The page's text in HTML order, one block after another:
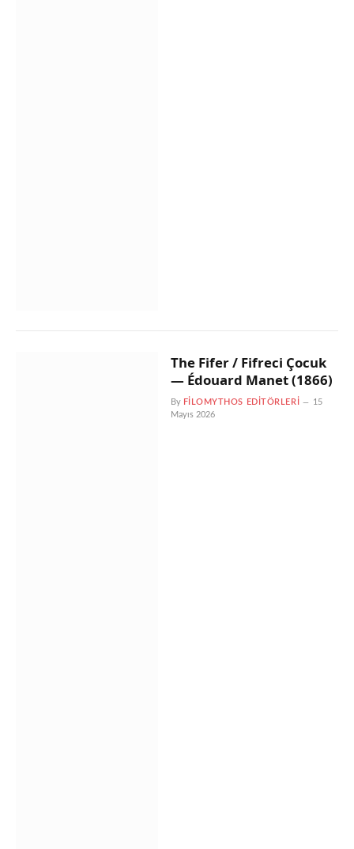
The Fifer / Fifreci Çocuk
— Édouard Manet (1866)
By FILOMYTHOS EDITÖRLERI
15
Mayıs 2026